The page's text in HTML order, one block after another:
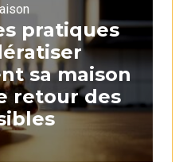
pratiques
sa maison
retour des